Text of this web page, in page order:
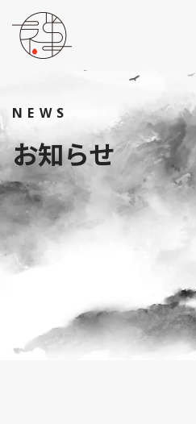
NEWS
お知らせ